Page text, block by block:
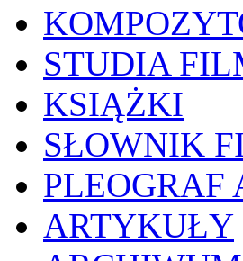
STUDIA
KSIĄŻKI
SŁOWNIK
PLEOGRAF
ARTYKUŁY